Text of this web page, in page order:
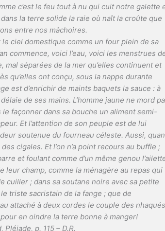
c’est le feu tout à nu qui cuit notre galette
la terre solide la raie où naît la croûte que
entre nos mâchoires.
ciel domestique comme un four plein de sa
commence, voici l’eau, voici les menstrues
séparées de la mer qu’elles continuent et
qu’elles ont conçu, sous la nappe durante
est d’enrichir de maints baquets la sauce : à
de ses mains. L’homme jaune ne mord
façonner dans sa bouche un aliment semi-
Et l’attention de son peuple est de lui
soutenue du fourneau céleste. Aussi,
cigales. Et l’on n’a point recours au buffle ;
et foulant comme d’un même genou
leur champ, comme la ménagère au repas qui
cuiller ; dans sa soutane noire avec sa petite
triste sacristain de la fange ; que de
attaché à deux cordes le couple des nhaqués
en oindre la terre bonne à manger!
Pléiade, p. 115 – D.R.